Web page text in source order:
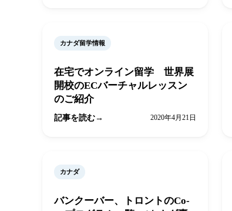
カナダ留学情報
在宅でオンライン留学 世界展
開校のECバーチャルレッスン
のご紹介
記事を読む 2020年4月21日
カナダ
バンクーバー、トロントのCo-